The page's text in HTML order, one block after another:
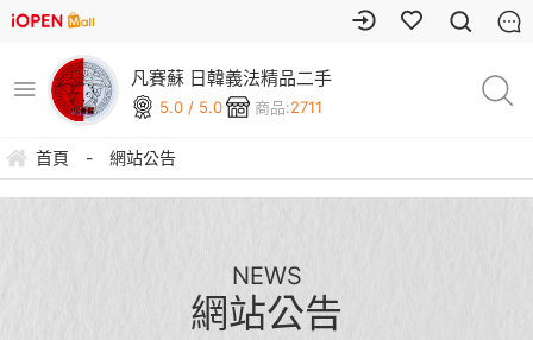
凡賽蘇 日韓義法精品二手
5.0 / 5.0 商品:2711
首頁 - 網站公告
NEWS
網站公告